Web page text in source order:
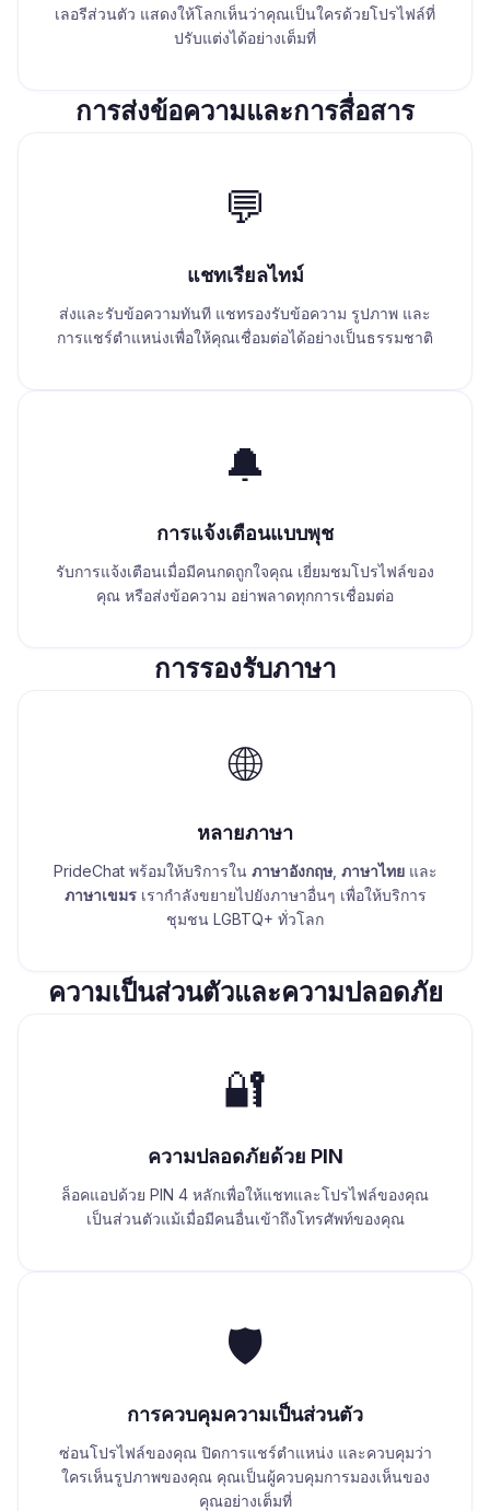
เลอรีส่วนตัว แสดงให้โลกเห็นว่าคุณเป็นใครด้วยโปรไฟล์ที่
ปรับแต่งได้อย่างเต็มที่
การส่งข้อความและการสื่อสาร
💬
แชทเรียลไทม์
ส่งและรับข้อความทันที แชทรองรับข้อความ รูปภาพ และ
การแชร์ตำแหน่งเพื่อให้คุณเชื่อมต่อได้อย่างเป็นธรรมชาติ
🔔
การแจ้งเตือนแบบพุช
รับการแจ้งเตือนเมื่อมีคนกดถูกใจคุณ เยี่ยมชมโปรไฟล์ของ
คุณ หรือส่งข้อความ อย่าพลาดทุกการเชื่อมต่อ
การรองรับภาษา
🌐
หลายภาษา
PrideChat พร้อมให้บริการใน ภาษาอังกฤษ, ภาษาไทยและ
ภาษาเขมรเรากำลังขยายไปยังภาษาอื่นๆ เพื่อให้บริการ
ชุมชน LGBTQ+ ทั่วโลก
ความเป็นส่วนตัวและความปลอดภัย
🔐
ความปลอดภัยด้วย PIN
ล็อคแอปด้วย PIN 4 หลักเพื่อให้แชทและโปรไฟล์ของคุณ
เป็นส่วนตัวแม้เมื่อมีคนอื่นเข้าถึงโทรศัพท์ของคุณ
🛡️
การควบคุมความเป็นส่วนตัว
ซ่อนโปรไฟล์ของคุณ ปิดการแชร์ตำแหน่ง และควบคุมว่า
ใครเห็นรูปภาพของคุณ คุณเป็นผู้ควบคุมการมองเห็นของ
คุณอย่างเต็มที่